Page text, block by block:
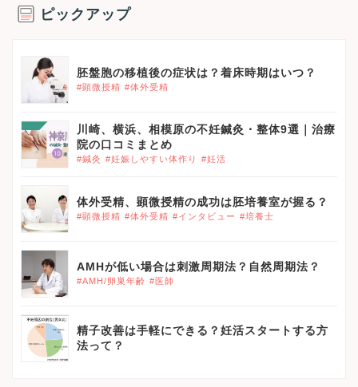
ピックアップ
胚盤胞の移植後の症状は？着床時期はいつ？
#顕微授精 #体外受精
川崎、横浜、相模原の不妊鍼灸・整体9選｜治療
院の口コミまとめ
#鍼灸 #妊娠しやすい体作り #妊活
体外受精、顕微授精の成功は胚培養室が握る？
#顕微授精 #体外受精 #インタビュー #培養士
AMHが低い場合は刺激周期法？自然周期法？
#AMH/卵巣年齢 #医師
精子改善は手軽にできる？妊活スタートする方
法って？